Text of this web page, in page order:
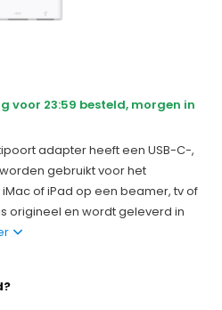
voor 23:59 besteld, morgen in
adapter heeft een USB-C-,
gebruikt voor het
of iPad op een beamer, tv of
origineel en wordt geleverd in